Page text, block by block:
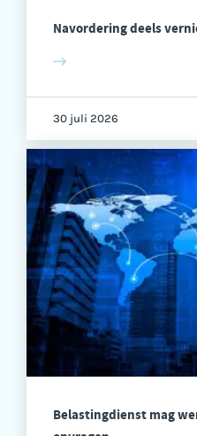
Navordering deels
30 juli 2026
Belastingdienst mag